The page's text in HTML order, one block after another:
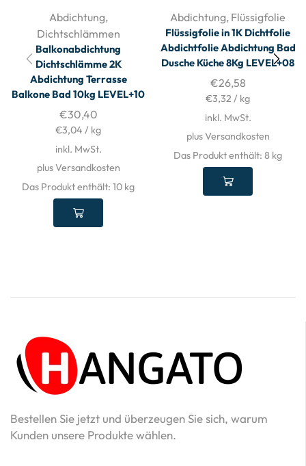
Abdichtung,
Dichtschlämmen
Balkonabdichtung
Dichtschlämme 2K
Abdichtung Terrasse
Balkone Bad 10kg LEVEL+10
€30,40
€3,04 / kg
inkl. MwSt.
plus Versandkosten
Das Produkt enthält: 10 kg
Abdichtung, Flüssigfolie
Flüssigfolie in 1K Dichtfolie
Abdichtfolie Abdichtung Bad
Dusche Küche 8Kg LEVEL+08
€26,58
€3,32 / kg
inkl. MwSt.
plus Versandkosten
Das Produkt enthält: 8 kg
Bestellen Sie jetzt und überzeugen Sie sich, warum
Kunden unsere Produkte wählen.